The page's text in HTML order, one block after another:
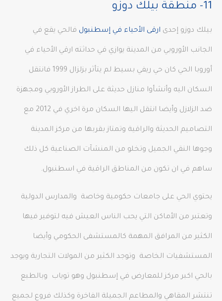
11- منطقة بيلك دوزو
بيلك دوزو إحدى ارقى الأحياء في إسطنبول فالحي يقع في
الجانب الأوروبي من المدينة يوازي في حداثته ارقي الأحياء في
أوروبا الحي كان حي ريفي بسيط لم يتأثر بزلزال 1999 فانتقل
السكان اليه وأنشأوا منازل حديثة على الطراز الأوروبي ومجهزة
ضد الزلازل وأيضا انتقل اليها السكان مرة اخري في 2012 مع
التصاميم الحديثة والراقية وتمتاز بقربها من مركز المدينة
وجوها النقي الجميل وتخلو من المنشآت الصناعية كل ذلك
ساهم في ان تكون من المناطق الراقية في اسطنبول.
يحتوي الحي على جامعات حكومية وخاصة والمدارس الدولية
وتعتبر من الأماكن التي يحب الناس العيش فيه لتوفير فيها
الكثير من المرافق المهمة كالمستشفى الحكومي وأيضا
المستشفيات الخاصة وتوجد الكثير من المولات التجارية ويوجد
بالحي اكبر مركز للمعارض في إسطنبول وهو توياب وبالطبع
تنتشر المقاهي والمطاعم الجميلة الفاخرة وكذلك فروع لجميع